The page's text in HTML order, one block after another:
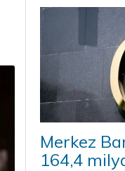
Merkez
164,4